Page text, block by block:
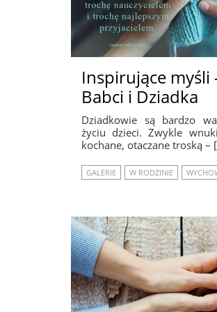
Inspirujące myśli
Babci i Dziadka
Dziadkowie są bardzo
życiu dzieci. Zwykle
kochane, otaczane troską –
GALERIE W RODZINIE